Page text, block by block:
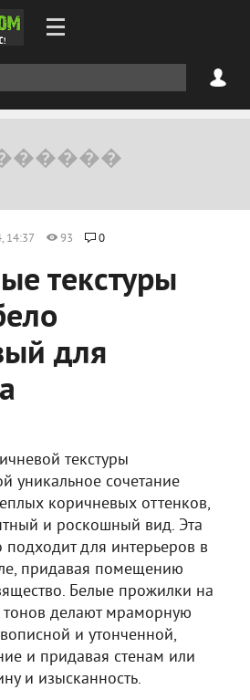
14:37 93 0
текстуры
для
текстуры
уникальное сочетание
коричневых оттенков,
и роскошный вид. Эта
подходит для интерьеров в
придавая помещению
Белые прожилки на
делают мраморную
и утонченной,
и придавая стенам или
и изысканность.